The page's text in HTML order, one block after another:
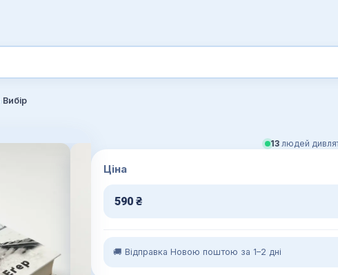
›Вибір
13людей
Ціна
590 ₴
🚚 Відправка Новою поштою за 1–2 дні